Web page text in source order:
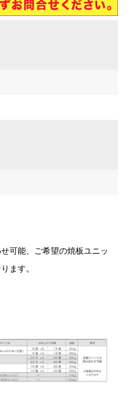
可能、ご希望の焼板ユニッ
ます。